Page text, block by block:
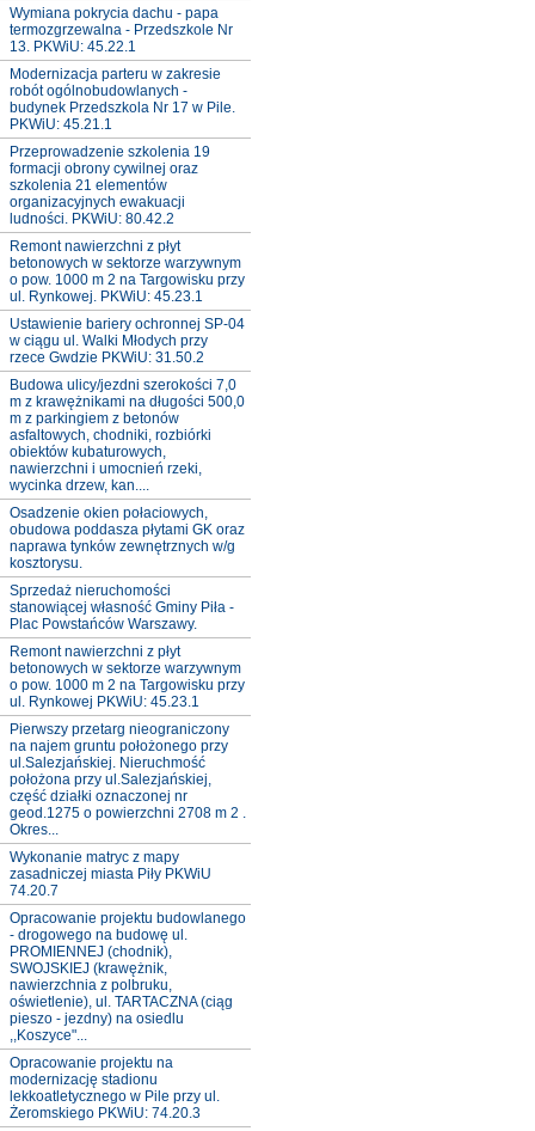
Wymiana pokrycia dachu - papa
termozgrzewalna - Przedszkole Nr
13. PKWiU: 45.22.1
Modernizacja parteru w zakresie
robót ogólnobudowlanych -
budynek Przedszkola Nr 17 w Pile.
PKWiU: 45.21.1
Przeprowadzenie szkolenia 19
formacji obrony cywilnej oraz
szkolenia 21 elementów
organizacyjnych ewakuacji
ludności. PKWiU: 80.42.2
Remont nawierzchni z płyt
betonowych w sektorze warzywnym
o pow. 1000 m 2 na Targowisku przy
ul. Rynkowej. PKWiU: 45.23.1
Ustawienie bariery ochronnej SP-04
w ciągu ul. Walki Młodych przy
rzece Gwdzie PKWiU: 31.50.2
Budowa ulicy/jezdni szerokości 7,0
m z krawężnikami na długości 500,0
m z parkingiem z betonów
asfaltowych, chodniki, rozbiórki
obiektów kubaturowych,
nawierzchni i umocnień rzeki,
wycinka drzew, kan....
Osadzenie okien połaciowych,
obudowa poddasza płytami GK oraz
naprawa tynków zewnętrznych w/g
kosztorysu.
Sprzedaż nieruchomości
stanowiącej własność Gminy Piła -
Plac Powstańców Warszawy.
Remont nawierzchni z płyt
betonowych w sektorze warzywnym
o pow. 1000 m 2 na Targowisku przy
ul. Rynkowej PKWiU: 45.23.1
Pierwszy przetarg nieograniczony
na najem gruntu położonego przy
ul.Salezjańskiej. Nieruchmość
położona przy ul.Salezjańskiej,
część działki oznaczonej nr
geod.1275 o powierzchni 2708 m 2 .
Okres...
Wykonanie matryc z mapy
zasadniczej miasta Piły PKWiU
74.20.7
Opracowanie projektu budowlanego
- drogowego na budowę ul.
PROMIENNEJ (chodnik),
SWOJSKIEJ (krawężnik,
nawierzchnia z polbruku,
oświetlenie), ul. TARTACZNA (ciąg
pieszo - jezdny) na osiedlu
,,Koszyce"...
Opracowanie projektu na
modernizację stadionu
lekkoatletycznego w Pile przy ul.
Żeromskiego PKWiU: 74.20.3